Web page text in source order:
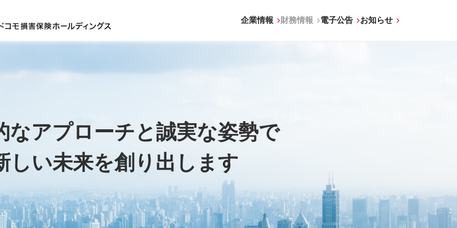
企業情報 財務情報 電子公告 お知らせ
なアプローチと誠実な姿勢で
しい未来を創り出します